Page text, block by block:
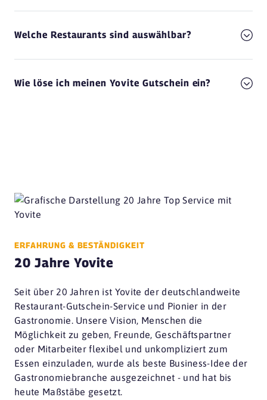
Welche Restaurants sind auswählbar?
Wie löse ich meinen Yovite Gutschein ein?
ERFAHRUNG & BESTÄNDIGKEIT
20 Jahre Yovite
Seit über 20 Jahren ist Yovite der deutschlandweite
Restaurant-Gutschein-Service und Pionier in der
Gastronomie. Unsere Vision, Menschen die
Möglichkeit zu geben, Freunde, Geschäftspartner
oder Mitarbeiter flexibel und unkompliziert zum
Essen einzuladen, wurde als beste Business-Idee der
Gastronomiebranche ausgezeichnet - und hat bis
heute Maßstäbe gesetzt.